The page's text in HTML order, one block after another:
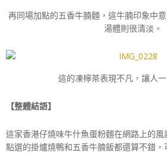
再同場加點的五香牛腩麵，這牛腩印象中
湯體則很清淡。
這的凍檸茶表現不凡，讓人一
【整體結語】
這家香港仔燒味牛什魚蛋粉麵在網路上的
點選的掛爐燒鴨和五香牛腩飯都還算不錯